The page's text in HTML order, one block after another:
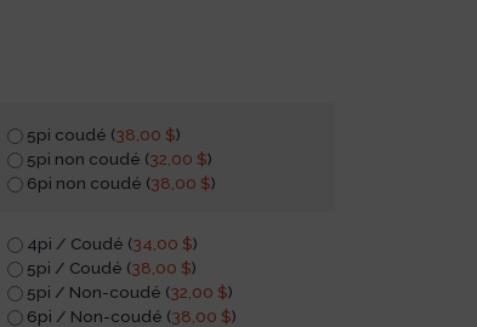
5pi coudé (38,00 $)
5pi non coudé (32,00 $)
6pi non coudé (38,00 $)
4pi / Coudé (34,00 $)
5pi / Coudé (38,00 $)
5pi / Non-coudé (32,00 $)
6pi / Non-coudé (38,00 $)